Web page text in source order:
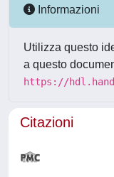
Informazioni
Utilizza questo
a questo
https://
Citazioni